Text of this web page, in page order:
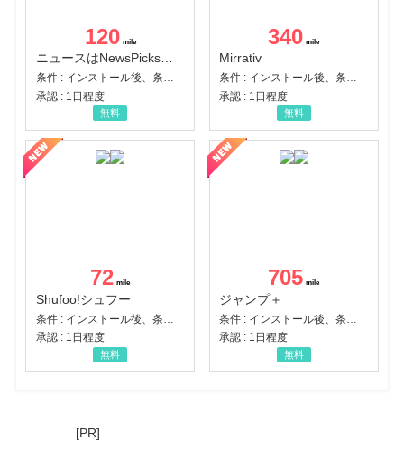
120
ニュースはNewsPicks｜経済ニュース・就活・ビジネス
条件 : インストール後、条件達成
承認 : 1日程度
無料
340
Mirrativ
条件 : インストール後、条件達成
承認 : 1日程度
無料
72
Shufoo!シュフー
承認 : 1日程度
無料
705
ジャンプ＋
承認 : 1日程度
無料
[PR]